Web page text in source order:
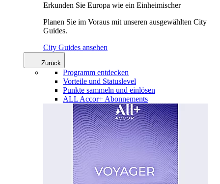
Erkunden Sie Europa wie ein Einheimischer
Planen Sie im Voraus mit unseren ausgewählten City
Guides.
City Guides ansehen
Zurück
Programm entdecken
Vorteile und Statuslevel
Punkte sammeln und einlösen
ALL Accor+ Abonnements